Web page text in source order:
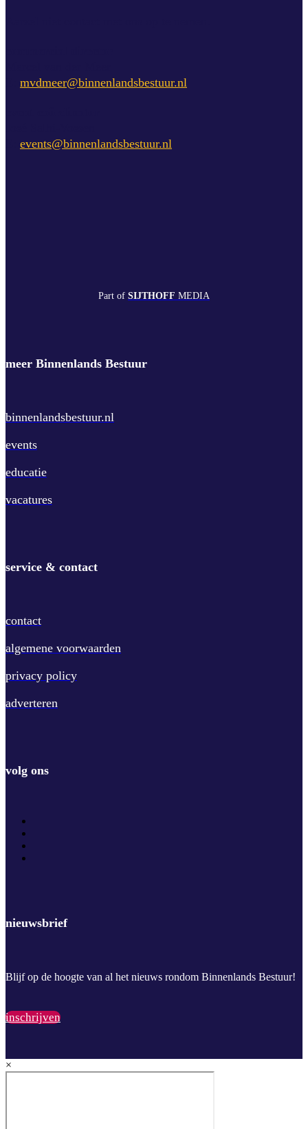
mvdmeer@binnenlandsbestuur.nl
events@binnenlandsbestuur.nl
Part of SIJTHOFF MEDIA
meer Binnenlands Bestuur
binnenlandsbestuur.nl
events
educatie
vacatures
service & contact
contact
algemene voorwaarden
privacy policy
adverteren
volg ons
nieuwsbrief
Blijf op de hoogte van al het nieuws rondom Binnenlands Bestuur!
inschrijven
×